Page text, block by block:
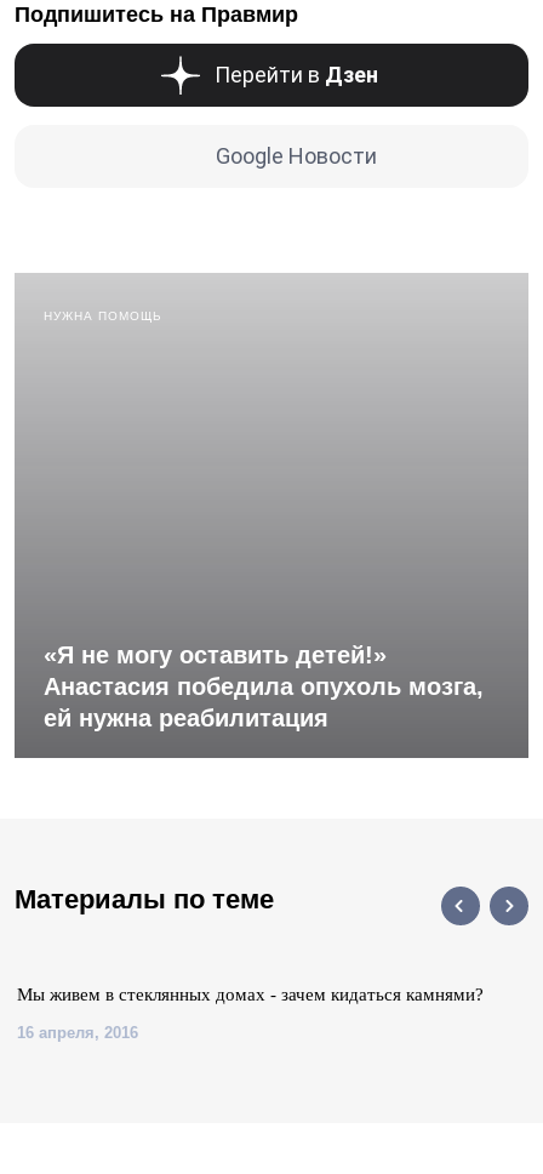
Подпишитесь на Правмир
Перейти в Дзен
Google Новости
НУЖНА ПОМОЩЬ
«Я не могу оставить детей!»
Анастасия победила опухоль мозга,
ей нужна реабилитация
Материалы по теме
Мы живем в стеклянных домах - зачем кидаться камнями?
16 апреля, 2016